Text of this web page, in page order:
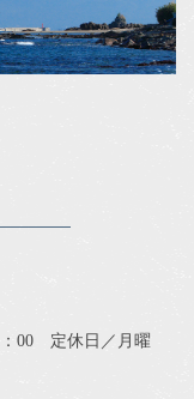
：00 定休日／月曜